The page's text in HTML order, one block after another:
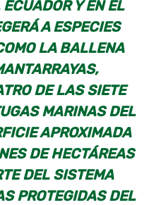
Y EN EL
A ESPECIES
LA BALLENA
DE LAS SIETE
MARINAS DEL
APROXIMADA
DE HECTÁREAS
DEL SISTEMA
PROTEGIDAS DEL